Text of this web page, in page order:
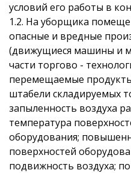
условий его работы в
1.2. На уборщика
опасные и вредные
(движущиеся машины и
части торгово -
перемещаемые
штабели складируемых
запыленность воздуха
температура
оборудования;
поверхностей
подвижность воздуха;